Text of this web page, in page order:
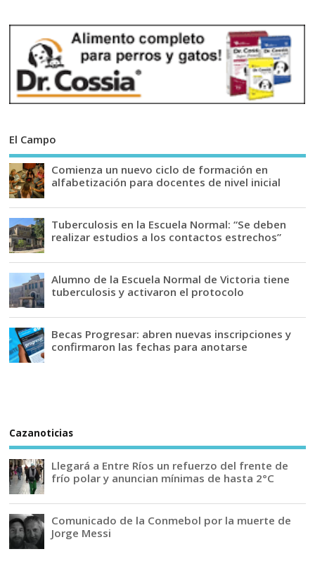
El Campo
Comienza un nuevo ciclo de formación en
alfabetización para docentes de nivel inicial
Tuberculosis en la Escuela Normal: “Se deben
realizar estudios a los contactos estrechos”
Alumno de la Escuela Normal de Victoria tiene
tuberculosis y activaron el protocolo
Becas Progresar: abren nuevas inscripciones y
confirmaron las fechas para anotarse
Cazanoticias
Llegará a Entre Ríos un refuerzo del frente de
frío polar y anuncian mínimas de hasta 2°C
Comunicado de la Conmebol por la muerte de
Jorge Messi